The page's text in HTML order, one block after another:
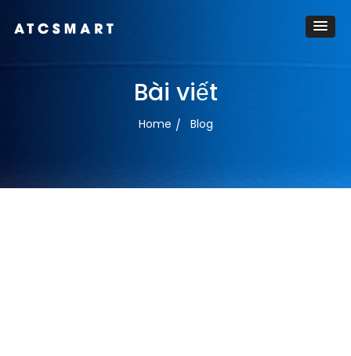
Bài viết
Home Blog